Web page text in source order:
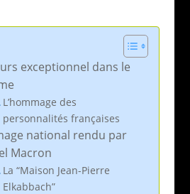
exceptionnel dans le
L’hommage des
personnalités françaises
national rendu par
Macron
La “Maison Jean-Pierre
Elkabbach”